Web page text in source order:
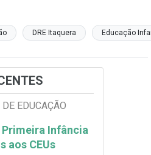
DRE Itaquera Educação
EDUCAÇÃO
Infância
aos CEUs